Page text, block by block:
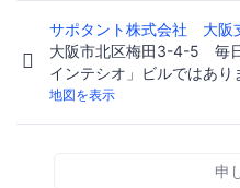
サポタント株式会社 大阪
大阪市北区梅田3-4-5 毎
インテシオ」ビルではあり
地図を表示
申